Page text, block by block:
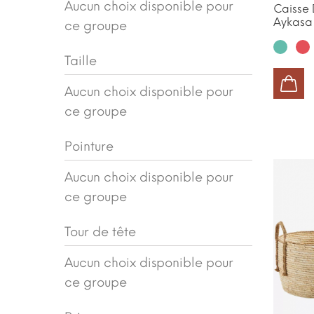
Aucun choix disponible pour
ce groupe
Taille
Aucun choix disponible pour
ce groupe
Pointure
Aucun choix disponible pour
ce groupe
Tour de tête
Aucun choix disponible pour
ce groupe
Caisse
Aykasa
Mint